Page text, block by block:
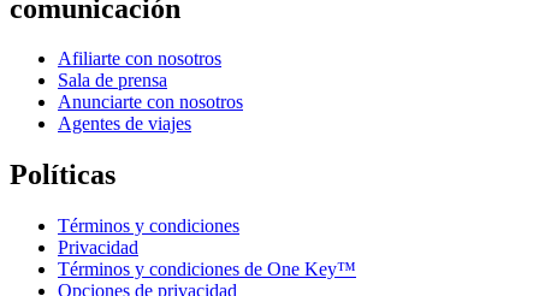
comunicación
Afiliarte con nosotros
Sala de prensa
Anunciarte con nosotros
Agentes de viajes
Políticas
Términos y condiciones
Privacidad
Términos y condiciones de One Key™
Opciones de privacidad